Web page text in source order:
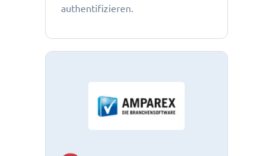
authentifizieren.